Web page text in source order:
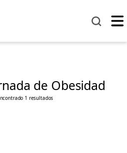
de Obesidad
1 resultados